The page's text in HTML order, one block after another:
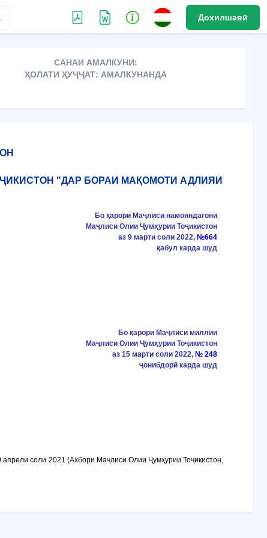
Дохилшавӣ
САНАИ АМАЛКУНИ:
ҲОЛАТИ ҲУҶҶАТ: АМАЛКУНАНДА
"ДАР БОРАИ МАҚОМОТИ АДЛИЯИ
Бо қарори Маҷлиси намояндагони
Маҷлиси Олии Ҷумҳурии Тоҷикистон
аз 9 марти соли 2022, №664
қабул карда шуд
Бо қарори Маҷлиси миллии
Маҷлиси Олии Ҷумҳурии Тоҷикистон
аз 15 марти соли 2022, № 248
ҷонибдорӣ карда шуд
соли 2021 (Ахбори Маҷлиси Олии Ҷумҳурии Тоҷикистон,